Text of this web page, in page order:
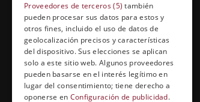
Grupo Esneca TV
Calle Prat de la Riba, 22, Entresuelo
(local 5)
25004, Lleida. España
Proveedores de terceros (5) también
pueden procesar sus datos para estos y
otros fines, incluido el uso de datos de
geolocalización precisos y características
del dispositivo. Sus elecciones se aplican
solo a este sitio web. Algunos proveedores
pueden basarse en el interés legítimo en
lugar del consentimiento; tiene derecho a
oponerse en Configuración de publicidad.